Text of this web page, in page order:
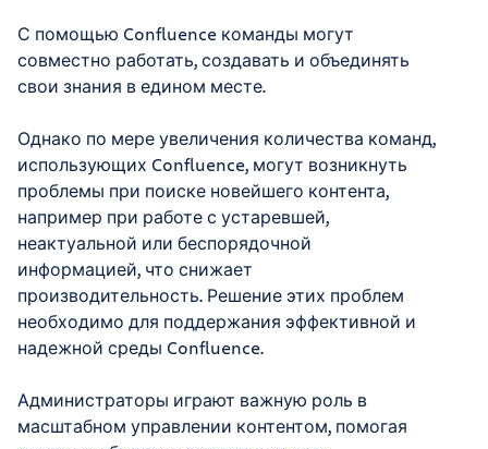
С помощью Confluence команды могут
совместно работать, создавать и объединять
свои знания в едином месте.
Однако по мере увеличения количества команд,
использующих Confluence, могут возникнуть
проблемы при поиске новейшего контента,
например при работе с устаревшей,
неактуальной или беспорядочной
информацией, что снижает
производительность. Решение этих проблем
необходимо для поддержания эффективной и
надежной среды Confluence.
Администраторы играют важную роль в
масштабном управлении контентом, помогая